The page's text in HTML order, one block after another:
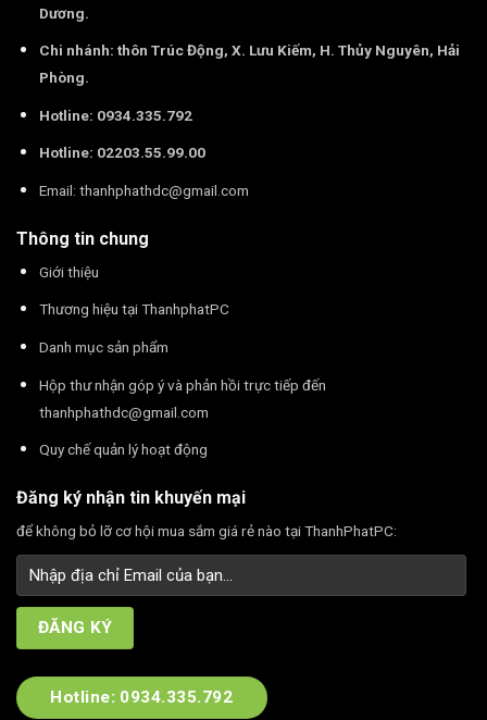
Dương.
Chi nhánh: thôn Trúc Động, X. Lưu Kiếm, H. Thủy Nguyên, Hải
Phòng.
Hotline: 0934.335.792
Hotline: 02203.55.99.00
Email: thanhphathdc@gmail.com
Thông tin chung
Giới thiệu
Thương hiệu tại ThanhphatPC
Danh mục sản phẩm
Hộp thư nhận góp ý và phản hồi trực tiếp đến
thanhphathdc@gmail.com
Quy chế quản lý hoạt động
Đăng ký nhận tin khuyến mại
để không bỏ lỡ cơ hội mua sắm giá rẻ nào tại ThanhPhatPC:
Hotline: 0934.335.792